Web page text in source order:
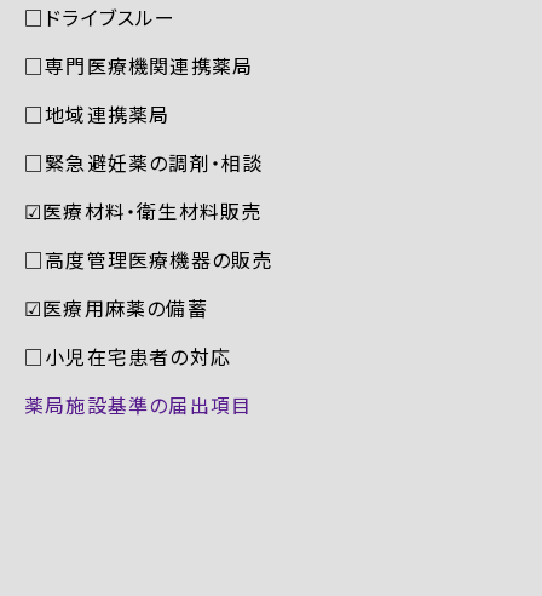
□ドライブスルー
□専門医療機関連携薬局
□地域連携薬局
□緊急避妊薬の調剤・相談
☑︎医療材料・衛生材料販売
□高度管理医療機器の販売
☑︎医療用麻薬の備蓄
□小児在宅患者の対応
薬局施設基準の届出項目